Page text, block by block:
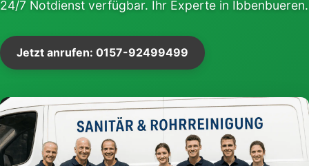
24/7 Notdienst verfügbar. Ihr Experte in Ibbenbueren.
Jetzt anrufen: 0157-92499499